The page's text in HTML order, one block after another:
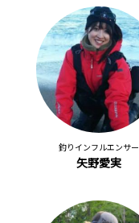
釣りインフルエンサー
矢野愛実